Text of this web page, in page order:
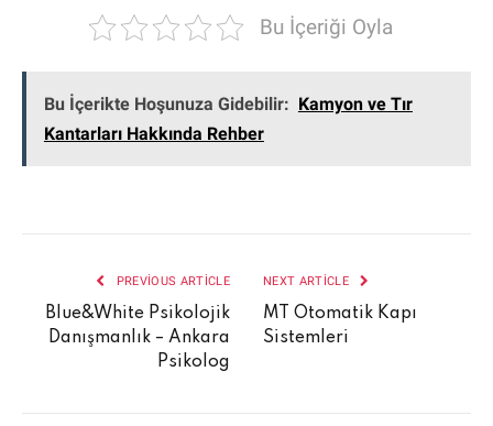
Bu İçeriği Oyla
Bu İçerikte Hoşunuza Gidebilir: Kamyon ve Tır
Kantarları Hakkında Rehber
PREVIOUS ARTICLE
Blue&White Psikolojik
Danışmanlık – Ankara
Psikolog
NEXT ARTICLE
MT Otomatik Kapı
Sistemleri